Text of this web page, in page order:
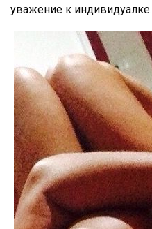
уважение к индивидуалке.